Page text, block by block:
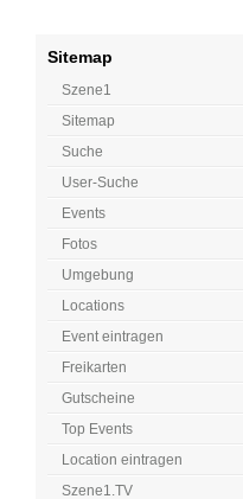
Sitemap
Szene1
Sitemap
Suche
User-Suche
Events
Fotos
Umgebung
Locations
Event eintragen
Freikarten
Gutscheine
Top Events
Location eintragen
Szene1.TV